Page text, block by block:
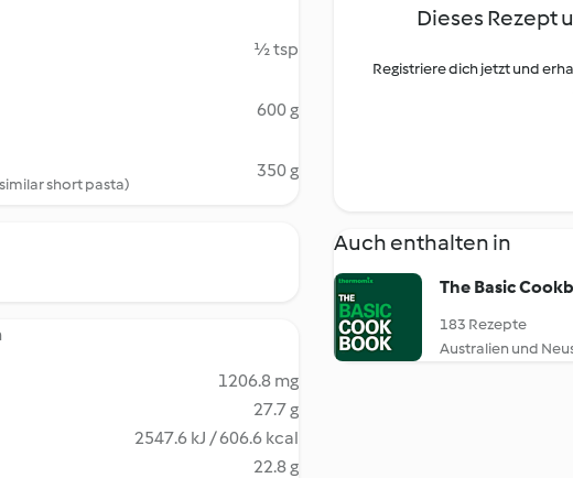
½ tsp
600 g
short pasta)
350 g
1206.8 mg
27.7 g
2547.6 kJ / 606.6 kcal
22.8 g
Dieses Rezept
Registriere dich jetzt und
Auch enthalten in
The Basic
183 Rezepte
Australien und